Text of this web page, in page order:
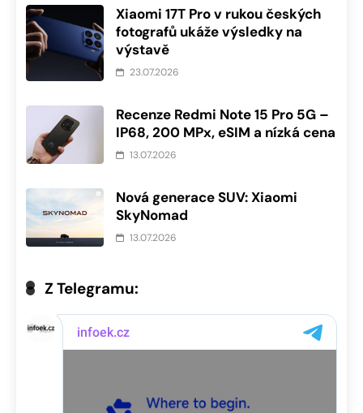
Xiaomi 17T Pro v rukou českých
fotografů ukáže výsledky na
výstavě
23.07.2026
Recenze Redmi Note 15 Pro 5G –
IP68, 200 MPx, eSIM a nízká cena
13.07.2026
Nová generace SUV: Xiaomi
SkyNomad
13.07.2026
Z Telegramu: